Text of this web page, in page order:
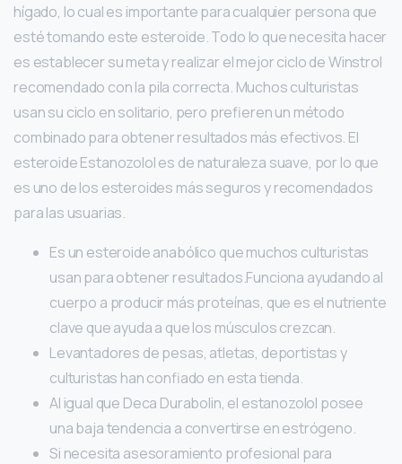
hígado, lo cual es importante para cualquier persona que
esté tomando este esteroide. Todo lo que necesita hacer
es establecer su meta y realizar el mejor ciclo de Winstrol
recomendado con la pila correcta. Muchos culturistas
usan su ciclo en solitario, pero prefieren un método
combinado para obtener resultados más efectivos. El
esteroide Estanozolol es de naturaleza suave, por lo que
es uno de los esteroides más seguros y recomendados
para las usuarias.
Es un esteroide anabólico que muchos culturistas
usan para obtener resultados.Funciona ayudando al
cuerpo a producir más proteínas, que es el nutriente
clave que ayuda a que los músculos crezcan.
Levantadores de pesas, atletas, deportistas y
culturistas han confiado en esta tienda.
Al igual que Deca Durabolin, el estanozolol posee
una baja tendencia a convertirse en estrógeno.
Si necesita asesoramiento profesional para